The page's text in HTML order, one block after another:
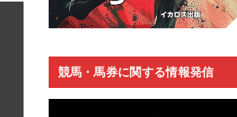
競馬・馬券に関する情報発信